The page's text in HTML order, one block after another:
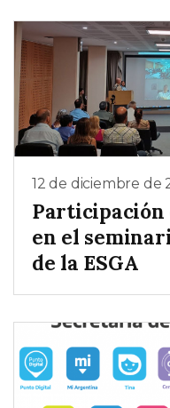
12 de diciembre de
Participación
en el
de la ESGA